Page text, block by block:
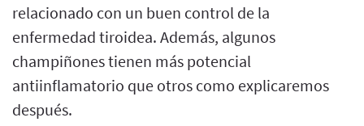
relacionado con un buen control de la
enfermedad tiroidea. Además, algunos
champiñones tienen más potencial
antiinflamatorio que otros como explicaremos
después.